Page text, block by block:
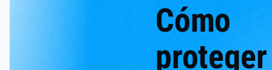
Cómo
proteger